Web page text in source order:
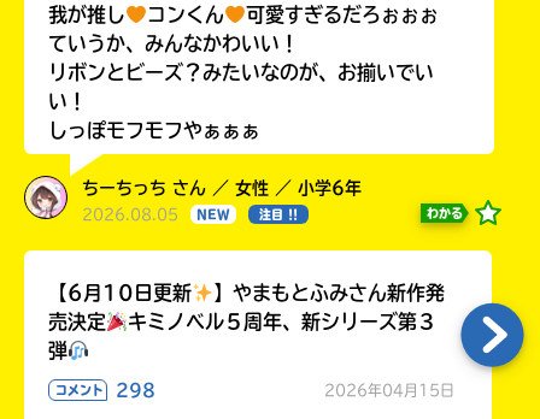
我が推し
コンくん
可愛すぎるだろぉぉぉ
ていうか、みんなかわいい！
リボンとビーズ？みたいなのが、お揃いでい
い！
しっぽモフモフやぁぁぁ
ちーちっち さん ／ 女性 ／ 小学6年
2026.08.05 NEW 注目 !! わかる
【6月10日更新
】やまもとふみさん新作発
売決定
キミノベル５周年、新シリーズ第３
弾
コメント 298 2026年04月15日